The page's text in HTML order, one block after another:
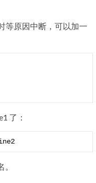
等原因中断，可以加一
了：